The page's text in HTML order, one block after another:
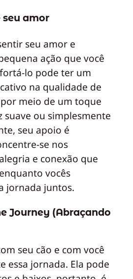
amor
seu amor e
ação que você
lo pode ter um
na qualidade de
meio de um toque
suave ou simplesmente
seu apoio é
se nos
e conexão que
vocês
jornada juntos.
Journey (Abraçando
seu cão e com você
essa jornada. Ela pode